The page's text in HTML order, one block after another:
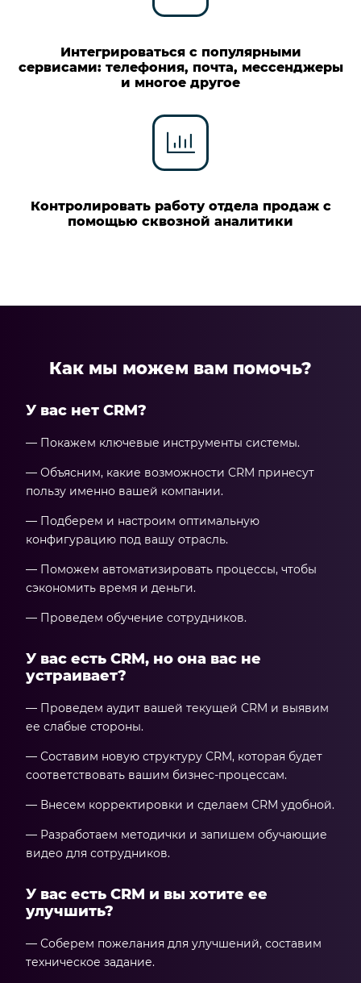
Интегрироваться с популярными
сервисами: телефония, почта, мессенджеры
и многое другое
Контролировать работу отдела продаж с
помощью сквозной аналитики
Как мы можем вам помочь?
У вас нет CRM?
— Покажем ключевые инструменты системы.
— Объясним, какие возможности CRM принесут
пользу именно вашей компании.
— Подберем и настроим оптимальную
конфигурацию под вашу отрасль.
— Поможем автоматизировать процессы, чтобы
сэкономить время и деньги.
— Проведем обучение сотрудников.
У вас есть CRM, но она вас не
устраивает?
— Проведем аудит вашей текущей CRM и выявим
ее слабые стороны.
— Составим новую структуру CRM, которая будет
соответствовать вашим бизнес-процессам.
— Внесем корректировки и сделаем CRM удобной.
— Разработаем методички и запишем обучающие
видео для сотрудников.
У вас есть CRM и вы хотите ее
улучшить?
— Соберем пожелания для улучшений, составим
техническое задание.